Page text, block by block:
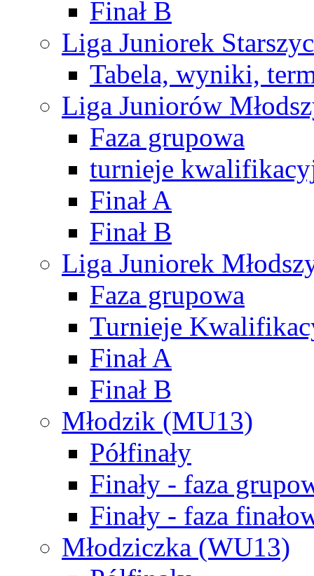
Finał B
Liga Juniorek
Tabela, wyniki,
Liga Juniorów
Faza grupowa
turnieje
Finał A
Finał B
Liga Juniorek
Faza grupowa
Turnieje
Finał A
Finał B
Młodzik (MU13)
Półfinały
Finały - faza
Finały - faza
Młodziczka (WU13)